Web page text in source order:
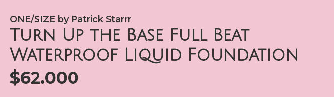
ONE/SIZE by Patrick Starrr
Turn Up the Base Full Beat
Waterproof Liquid Foundation
$62.000